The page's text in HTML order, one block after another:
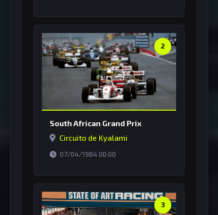
2
South African Grand Prix
Circuito de Kyalami
07/04/1984 00:00
3